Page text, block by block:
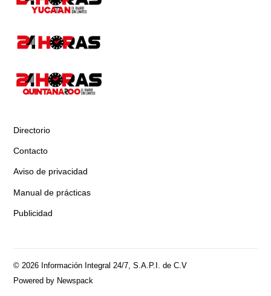
Directorio
Contacto
Aviso de privacidad
Manual de prácticas
Publicidad
© 2026 Información Integral 24/7, S.A.P.I. de C.V
Powered by Newspack